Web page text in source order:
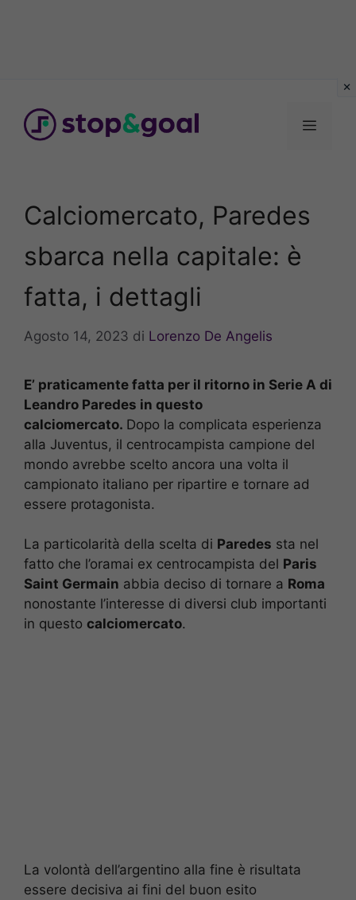
contenuto
Menu
Calciomercato, Paredes
sbarca nella capitale: è
fatta, i dettagli
Agosto 14, 2023 di Lorenzo De Angelis
E’ praticamente fatta per il ritorno in Serie A di
Leandro Paredes in questo
calciomercato. Dopo la complicata esperienza
alla Juventus, il centrocampista campione del
mondo avrebbe scelto ancora una volta il
campionato italiano per ripartire e tornare ad
essere protagonista.
La particolarità della scelta di Paredes sta nel
fatto che l’oramai ex centrocampista del Paris
Saint Germain abbia deciso di tornare a Roma
nonostante l’interesse di diversi club importanti
in questo calciomercato.
La volontà dell’argentino alla fine è risultata
essere decisiva ai fini del buon esito